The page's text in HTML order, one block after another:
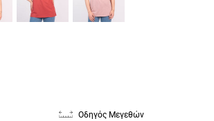
Οδηγός Μεγεθών